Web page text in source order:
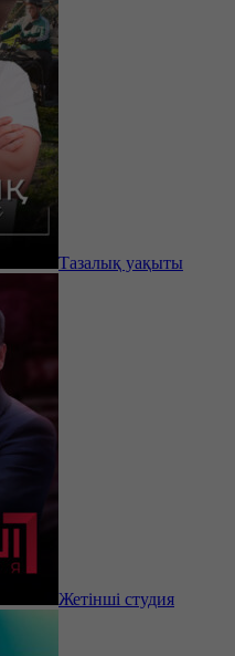
Тазалық уақыты
Жетінші студия